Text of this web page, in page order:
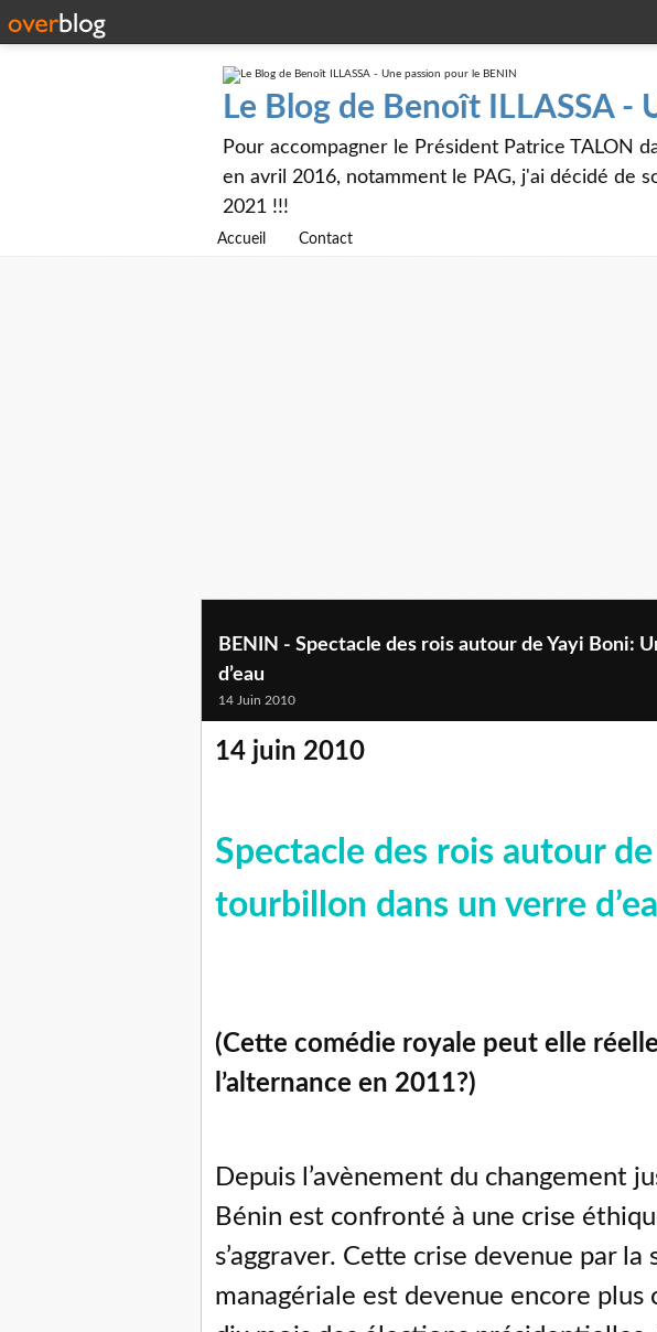
Le Blog de Benoît ILLASSA -
Pour accompagner le Président Patrice TALON
en avril 2016, notamment le PAG, j'ai décidé de
2021 !!!
Accueil Contact
BENIN - Spectacle des rois autour de Yayi Boni:
d’eau
14 Juin 2010
14 juin 2010
Spectacle des rois autour
tourbillon dans un verre
(Cette comédie royale peut elle
l’alternance en 2011?)
Depuis l’avènement du changement
Bénin est confronté à une crise
s’aggraver. Cette crise devenue par
managériale est devenue encore plus